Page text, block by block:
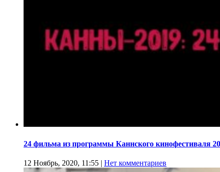
24 фильма из программы Каннского кинофестиваля
12 Ноябрь, 2020, 11:55 | Нет комментариев